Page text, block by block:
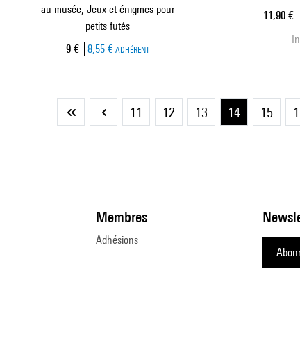
au musée, Jeux et énigmes pour
petits futés
Prix ​​actuel
9 € 8,55 € ADHÉRENT
Prix
11,90 €
11 12 13 14 15
Membres
Adhésions